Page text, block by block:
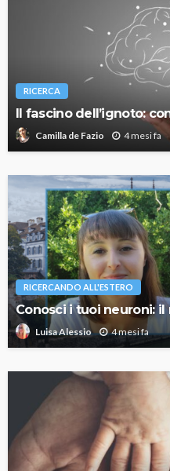
RICERCA
Il fascino dell’ignoto:
Camilla de Fazio 4 mesi fa
RICERCANDO ALL'ESTERO
Conosci i tuoi neuroni: il
Luisa Alessio 4 mesi fa